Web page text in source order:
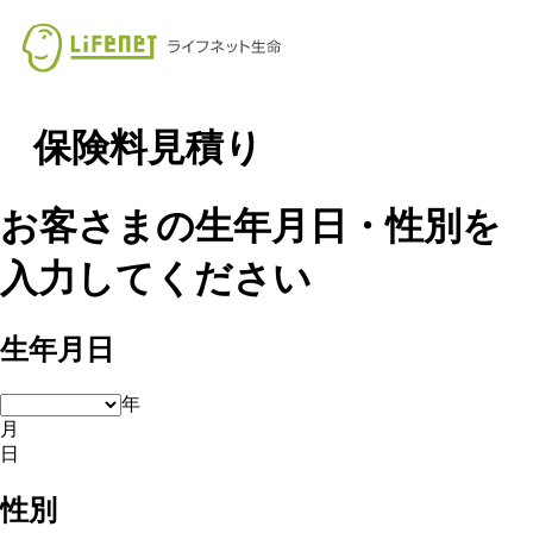
保険料見積り
お客さまの生年月日・性別を
入力してください
生年月日
年
月
日
性別